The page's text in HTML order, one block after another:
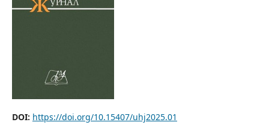
DOI: https://doi.org/10.15407/uhj2025.01